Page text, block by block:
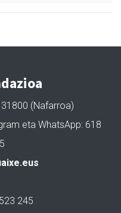
(Nafarroa)
eta WhatsApp: 618
245